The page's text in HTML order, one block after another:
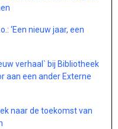
‘Een nieuw jaar, een
verhaal` bij Bibliotheek
aan een ander Externe
naar de toekomst van